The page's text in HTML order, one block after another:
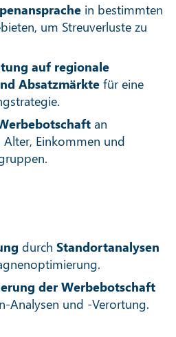
in bestimmten
um Streuverluste zu
auf regionale
Absatzmärkte für eine
an
Einkommen und
durchStandortanalysen
der Werbebotschaft
Analysen und -Verortung.